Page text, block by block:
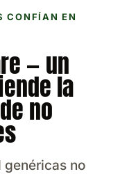
CONFÍAN EN
— un
la
no
genéricas no